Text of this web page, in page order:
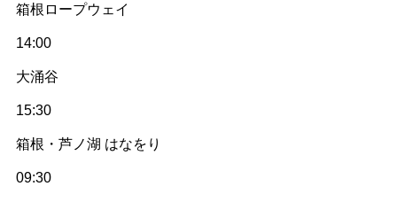
箱根ロープウェイ
14:00
大涌谷
15:30
箱根・芦ノ湖 はなをり
09:30